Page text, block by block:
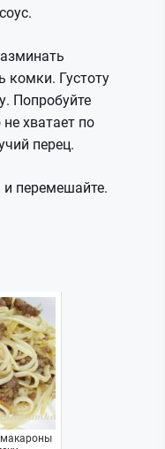
комки. Густоту
Попробуйте
хватает по
перец.
перемешайте.
макароны